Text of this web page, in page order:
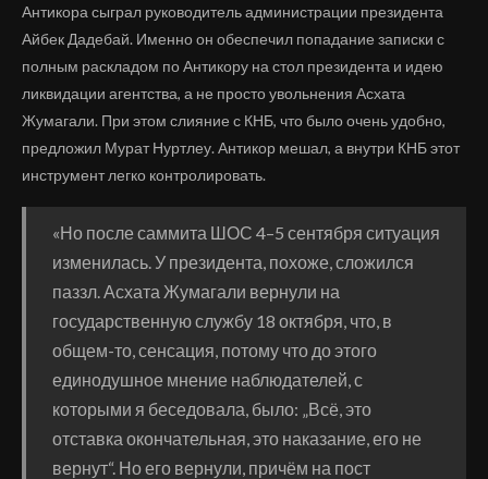
Антикора сыграл руководитель администрации президента
Айбек Дадебай. Именно он обеспечил попадание записки с
полным раскладом по Антикору на стол президента и идею
ликвидации агентства, а не просто увольнения Асхата
Жумагали. При этом слияние с КНБ, что было очень удобно,
предложил Мурат Нуртлеу. Антикор мешал, а внутри КНБ этот
инструмент легко контролировать.
«Но после саммита ШОС 4–5 сентября ситуация
изменилась. У президента, похоже, сложился
паззл. Асхата Жумагали вернули на
государственную службу 18 октября, что, в
общем-то, сенсация, потому что до этого
единодушное мнение наблюдателей, с
которыми я беседовала, было: „Всё, это
отставка окончательная, это наказание, его не
вернут“. Но его вернули, причём на пост